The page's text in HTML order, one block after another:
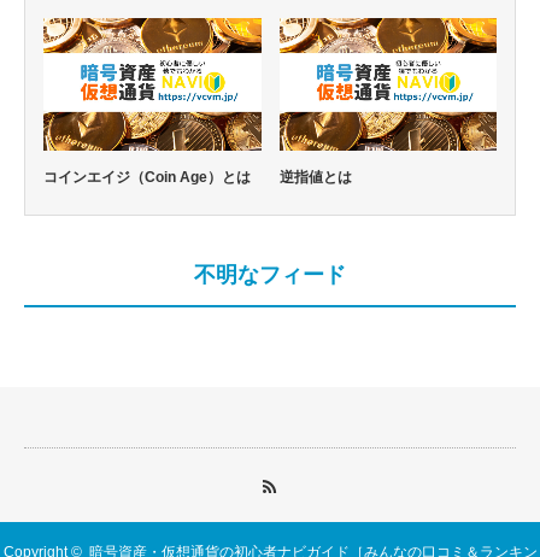
コインエイジ（Coin Age）とは 逆指値とは
不明なフィード
Copyright © 暗号資産・仮想通貨の初心者ナビガイド［みんなの口コミ＆ランキン